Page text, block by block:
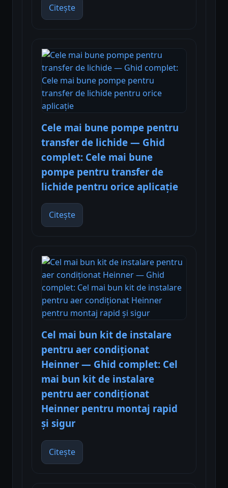
Citește
Cele mai bune pompe pentru
transfer de lichide — Ghid
complet: Cele mai bune
pompe pentru transfer de
lichide pentru orice aplicație
Citește
Cel mai bun kit de instalare
pentru aer condiţionat
Heinner — Ghid complet: Cel
mai bun kit de instalare
pentru aer condiţionat
Heinner pentru montaj rapid
și sigur
Citește